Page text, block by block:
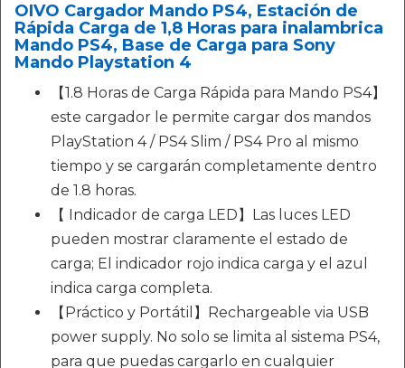
OIVO Cargador Mando PS4, Estación de
Rápida Carga de 1,8 Horas para inalambrica
Mando PS4, Base de Carga para Sony
Mando Playstation 4
【1.8 Horas de Carga Rápida para Mando PS4】
este cargador le permite cargar dos mandos
PlayStation 4 / PS4 Slim / PS4 Pro al mismo
tiempo y se cargarán completamente dentro
de 1.8 horas.
【 Indicador de carga LED】Las luces LED
pueden mostrar claramente el estado de
carga; El indicador rojo indica carga y el azul
indica carga completa.
【Práctico y Portátil】Rechargeable via USB
power supply. No solo se limita al sistema PS4,
para que puedas cargarlo en cualquier